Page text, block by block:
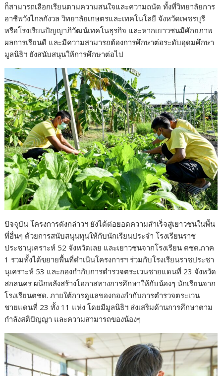
ก็สามารถเลือกเรียนตามความสนใจและความถนัด ทั้งที่วิทยาลัยการ
อาชีพวังไกลกังวล วิทยาลัยเกษตรและเทคโนโลยี จังหวัดเพชรบุรี
หรือโรงเรียนปัญญาภิวัฒน์เทคโนธุรกิจ และหากเยาวชนมีศักยภาพ
ผลการเรียนดี และมีความสามารถต้องการศึกษาต่อระดับอุดมศึกษา
มูลนิธิฯ ยังสนับสนุนให้การศึกษาต่อไป
ปัจจุบัน โครงการดังกล่าวฯ ยังได้ต่อยอดความสำเร็จสู่เยาวชนในพื้น
ที่อื่นๆ ด้วยการสนับสนุนทุนให้กับนักเรียนประจำ โรงเรียนราช
ประชานุเคราะห์ 52 จังหวัดเลย และเยาวชนจากโรงเรียน ตชด.ภาค
1 รวมทั้งได้ขยายพื้นที่ดำเนินโครงการฯ ร่วมกับโรงเรียนราชประชา
นุเคราะห์ 53 และกองกำกับการตำรวจตระเวนชายแดนที่ 23 จังหวัด
สกลนคร ผนึกพลังสร้างโอกาสทางการศึกษาให้กับน้องๆ นักเรียนจาก
โรงเรียนตชด. ภายใต้การดูแลของกองกำกับการตำรวจตระเวน
ชายแดนที่ 23 ทั้ง 11 แห่ง โดยมีมูลนิธิฯ ส่งเสริมด้านการศึกษาตาม
กำลังสติปัญญา และความสามารถของน้องๆ